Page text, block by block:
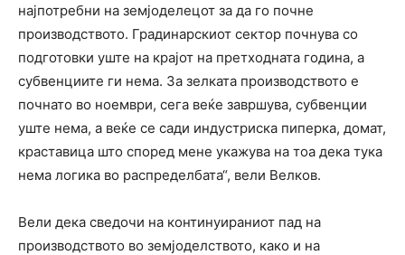
најпотребни на земјоделецот за да го почне
производството. Градинарскиот сектор почнува со
подготовки уште на крајот на претходната година, а
субвенциите ги нема. За зелката производството е
почнато во ноември, сега веќе завршува, субвенции
уште нема, а веќе се сади индустриска пиперка, домат,
краставица што според мене укажува на тоа дека тука
нема логика во распределбата“, вели Велков.
Вели дека сведочи на континуираниот пад на
производството во земјоделството, како и на